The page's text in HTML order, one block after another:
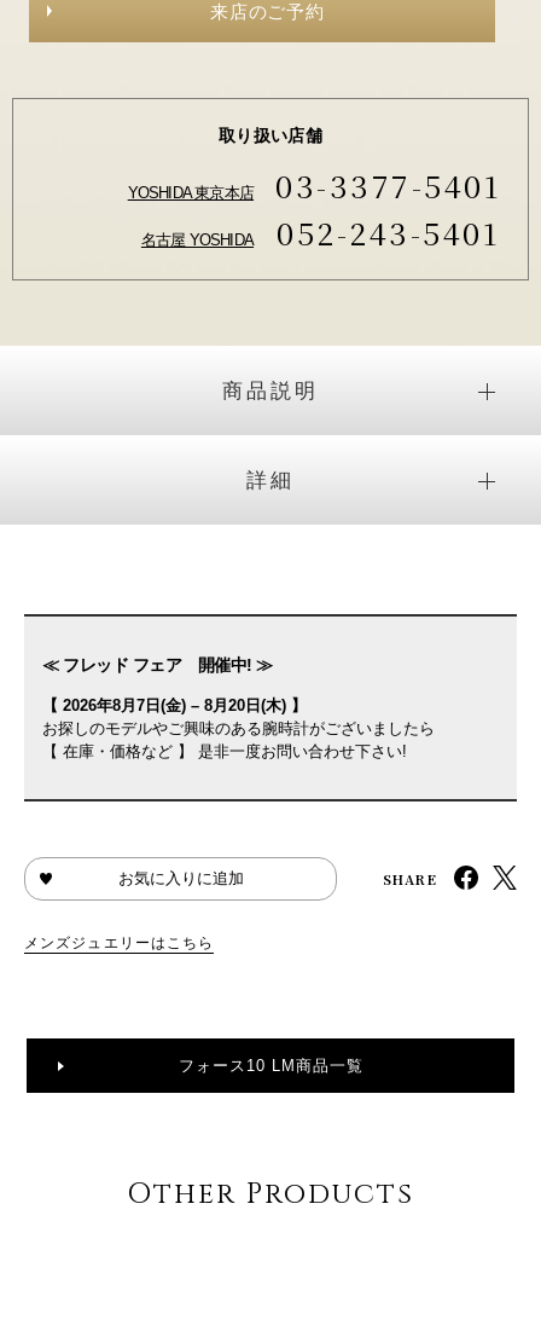
来店のご予約
取り扱い店舗
YOSHIDA 東京本店 03-3377-5401
名古屋 YOSHIDA 052-243-5401
商品説明
詳細
≪ フレッド フェア 開催中! ≫
【 2026年8月7日(金) – 8月20日(木) 】
お探しのモデルやご興味のある腕時計がございましたら
【 在庫・価格など 】 是非一度お問い合わせ下さい!
お気に入りに追加 SHARE
メンズジュエリーはこちら
フォース10 LM商品一覧
Other Products